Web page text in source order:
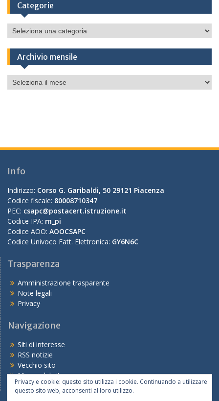
Categorie
Categorie
Archivio mensile
Archivio
mensile
Info
Indirizzo: Corso G. Garibaldi, 50 29121 Piacenza
Codice fiscale: 80008710347
PEC: csapc@postacert.istruzione.it
Codice IPA: m_pi
Codice AOO: AOOCSAPC
Codice Univoco Fatt. Elettronica: GY6N6C
Trasparenza
Amministrazione trasparente
Note legali
Privacy
Navigazione
Siti di interesse
RSS notizie
Vecchio sito
Mappa del sito
Privacy e cookie: questo sito utilizza i cookie. Continuando a utilizzare
questo sito web, acconsenti al loro utilizzo.